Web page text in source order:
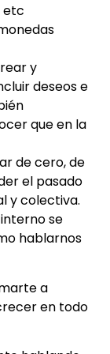
etc
y
deseos e
que en la
de cero, de
el pasado
y colectiva.
se
hablarnos
a
en todo